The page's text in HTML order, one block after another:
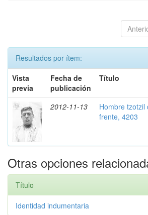
Resultados por ítem:
Vista
previa
Fecha de
publicación
Título
2012-11-13
Hombre tzotzil
frente, 4203
Otras opciones
Título
Identidad indumentaria